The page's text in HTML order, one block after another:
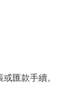
匯款手續。